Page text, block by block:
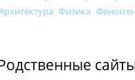
Физика